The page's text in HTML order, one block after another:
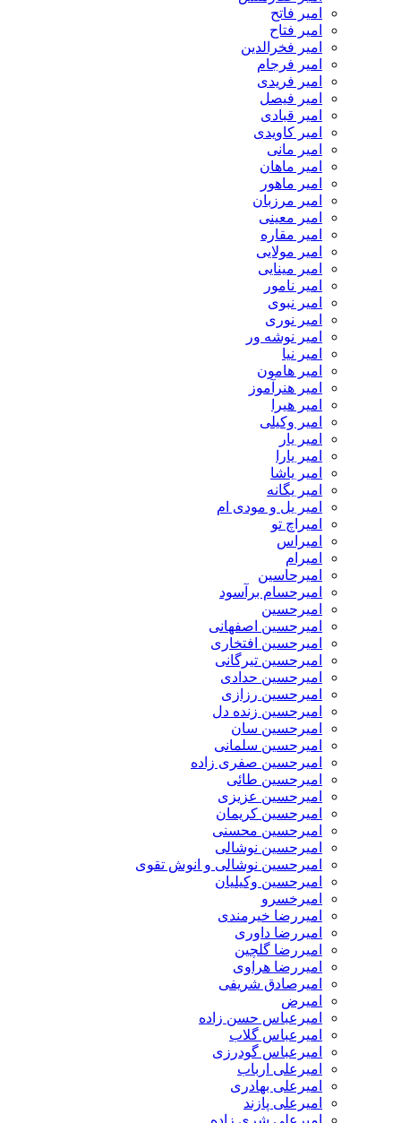
امیر فاتح
امیر فتاح
امیر فخرالدین
امیر فرجام
امیر فریدی
امیر فیصل
امیر قبادی
امیر کاویدی
امیر مانی
امیر ماهان
امیر ماهور
امیر مرزبان
امیر معینی
امیر مقاره
امیر مولایی
امیر مینایی
امیر نامور
امیر نبوی
امیر نوری
امیر نوشه ور
امیر نیا
امیر هامون
امیر هنرآموز
امیر هیرا
امیر وکیلی
امیر یار
امیر یارا
امیر یاشا
امیر یگانه
امیر یل و مودی ام
امیراچ تو
امیراس
امیرام
امیرحاسین
امیرحسام برآسود
امیرحسین
امیرحسین اصفهانی
امیرحسین افتخاری
امیرحسین تیرگانی
امیرحسین حدادی
امیرحسین رزازی
امیرحسین زنده دل
امیرحسین سان
امیرحسین سلمانی
امیرحسین صفری زاده
امیرحسین طائی
امیرحسین عزیزی
امیرحسین کریمان
امیرحسین محسنی
امیرحسین نوشالی
امیرحسین نوشالی و انوش تقوی
امیرحسین وکیلیان
امیرخسرو
امیررضا خیرمندی
امیررضا داوری
امیررضا گلچین
امیررضا هراوی
امیرصادق شریفی
امیرض
امیرعباس حسن زاده
امیرعباس گلاب
امیرعباس گودرزی
امیرعلی ارباب
امیرعلی بهادری
امیرعلی پازند